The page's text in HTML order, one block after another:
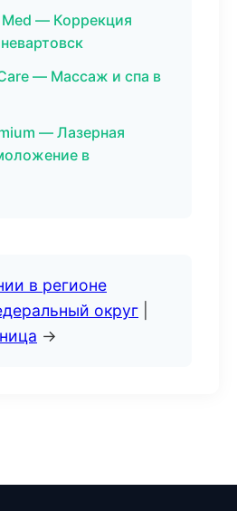
— Коррекция
— Массаж и спа в
— Лазерная
в
в регионе
округ
→